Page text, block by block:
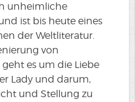
unheimliche
ist bis heute eines
der Weltliteratur.
von
es um die Liebe
Lady und darum,
und Stellung zu